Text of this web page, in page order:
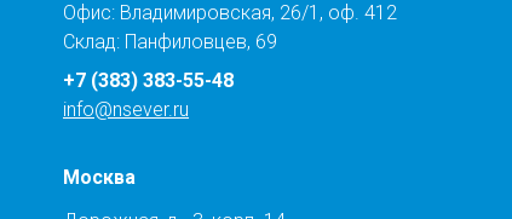
Офис: Владимировская, 26/1, оф. 412
Склад: Панфиловцев, 69
+7 (383) 383-55-48
info@nsever.ru
Москва